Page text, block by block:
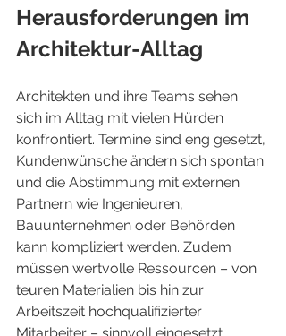
Herausforderungen im
Architektur-Alltag
Architekten und ihre Teams sehen
sich im Alltag mit vielen Hürden
konfrontiert. Termine sind eng gesetzt,
Kundenwünsche ändern sich spontan
und die Abstimmung mit externen
Partnern wie Ingenieuren,
Bauunternehmen oder Behörden
kann kompliziert werden. Zudem
müssen wertvolle Ressourcen – von
teuren Materialien bis hin zur
Arbeitszeit hochqualifizierter